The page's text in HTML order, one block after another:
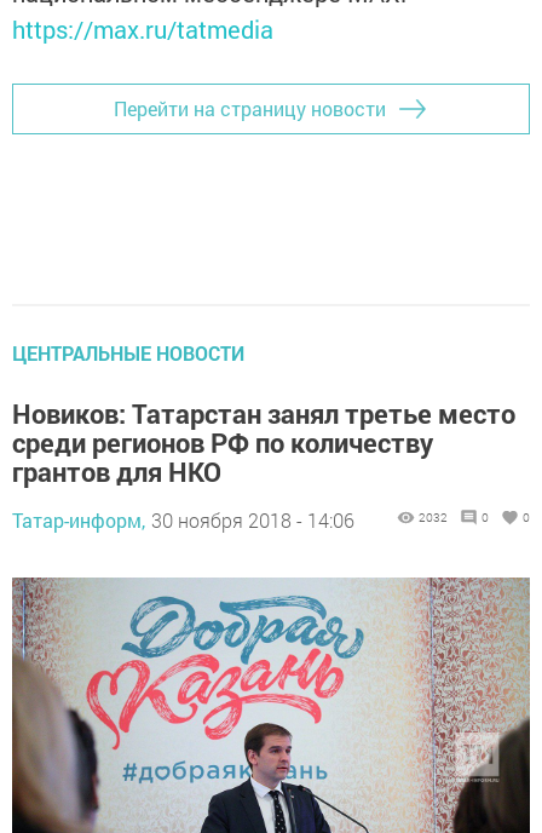
https://max.ru/tatmedia
Перейти на страницу новости
ЦЕНТРАЛЬНЫЕ НОВОСТИ
Новиков: Татарстан занял третье место
среди регионов РФ по количеству
грантов для НКО
Татар-информ, 30 ноября 2018 - 14:06 2032 0 0